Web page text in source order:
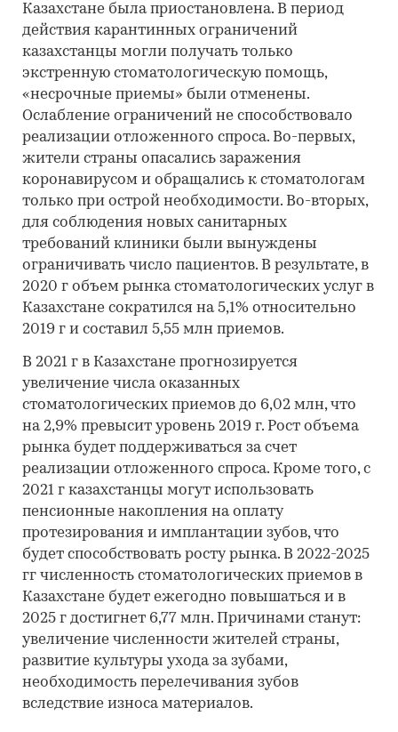
Казахстане была приостановлена. В период
действия карантинных ограничений
казахстанцы могли получать только
экстренную стоматологическую помощь,
«несрочные приемы» были отменены.
Ослабление ограничений не способствовало
реализации отложенного спроса. Во-первых,
жители страны опасались заражения
коронавирусом и обращались к стоматологам
только при острой необходимости. Во-вторых,
для соблюдения новых санитарных
требований клиники были вынуждены
ограничивать число пациентов. В результате, в
2020 г объем рынка стоматологических услуг в
Казахстане сократился на 5,1% относительно
2019 г и составил 5,55 млн приемов.
В 2021 г в Казахстане прогнозируется
увеличение числа оказанных
стоматологических приемов до 6,02 млн, что
на 2,9% превысит уровень 2019 г. Рост объема
рынка будет поддерживаться за счет
реализации отложенного спроса. Кроме того, с
2021 г казахстанцы могут использовать
пенсионные накопления на оплату
протезирования и имплантации зубов, что
будет способствовать росту рынка. В 2022-2025
гг численность стоматологических приемов в
Казахстане будет ежегодно повышаться и в
2025 г достигнет 6,77 млн. Причинами станут:
увеличение численности жителей страны,
развитие культуры ухода за зубами,
необходимость перелечивания зубов
вследствие износа материалов.